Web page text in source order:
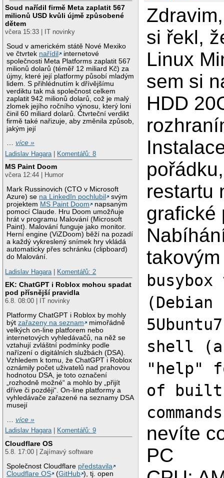
Soud nařídil firmě Meta zaplatit 567
milionů USD kvůli újmě způsobené
dětem
včera 15:33 | IT novinky
Soud v americkém státě Nové Mexiko
ve čtvrtek nařídil
internetové
společnosti Meta Platforms zaplatit 567
milionů dolarů (téměř 12 miliard Kč) za
újmy, které její platformy působí mladým
lidem. S přihlédnutím k dřívějšímu
verdiktu tak má společnost celkem
zaplatit 942 milionů dolarů, což je malý
zlomek jejího ročního výnosu, který loni
činil 60 miliard dolarů. Čtvrteční verdikt
firmě také nařizuje, aby změnila způsob,
jakým její
…více »
Ladislav Hagara
Komentářů: 8
MS Paint Doom
včera 12:44 | Humor
Mark Russinovich (CTO v Microsoft
Azure) se na LinkedIn pochlubil
svým
projektem MS Paint Doom
napsaným
pomocí Claude. Hru Doom umožňuje
hrát v programu Malování (Microsoft
Paint). Malování funguje jako monitor.
Herní engine (ViZDoom) běží na pozadí
a každý vykreslený snímek hry vkládá
automaticky přes schránku (clipboard)
do Malování.
Ladislav Hagara
Komentářů: 2
EK: ChatGPT i Roblox mohou spadat
pod přísnější pravidla
6.8. 08:00 | IT novinky
Platformy ChatGPT i Roblox by mohly
býtzařazeny na seznam
mimořádně
velkých on-line platforem nebo
internetových vyhledávačů, na něž se
vztahují zvláštní podmínky podle
nařízení o digitálních službách (DSA).
Vzhledem k tomu, že ChatGPT i Roblox
oznámily počet uživatelů nad prahovou
hodnotou DSA, je toto označení
„rozhodně možné“ a mohlo by „přijít
dříve či později“. On-line platformy a
vyhledávače zařazené na seznamy DSA
musejí
…více »
Ladislav Hagara| Komentářů: 9
Cloudflare OS
5.8. 17:00 | Zajímavý software
Společnost Cloudflare představila
Cloudflare OS
(GitHub ), tj. open
si řekl,
Linux
sem si
HDD
restartu
grafické
shell
"help"
of
nevíte
PC